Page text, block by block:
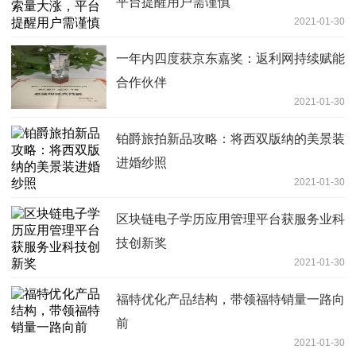
2021-01-30
一年内四度获京东嘉奖：返利网持续赋能
合作伙伴
2021-01-30
铂爵旅拍新品攻略：将西双版纳的美景装
进婚纱照
2021-01-30
区块链电子学历应用管理平台获服务业科
技创新奖
2021-01-30
福特优化产品结构，带领福特销量一路向
前
2021-01-30